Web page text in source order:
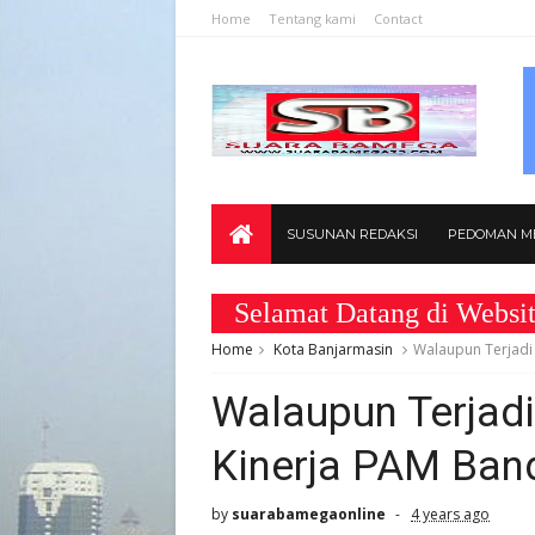
Home Tentang kami Contact
SUSUNAN REDAKSI PEDOMAN
Selamat Datang di Website
Home Kota Banjarmasin Walaupun
Walaupun
Kinerja PAM
by suarabamegaonline 4 years ago